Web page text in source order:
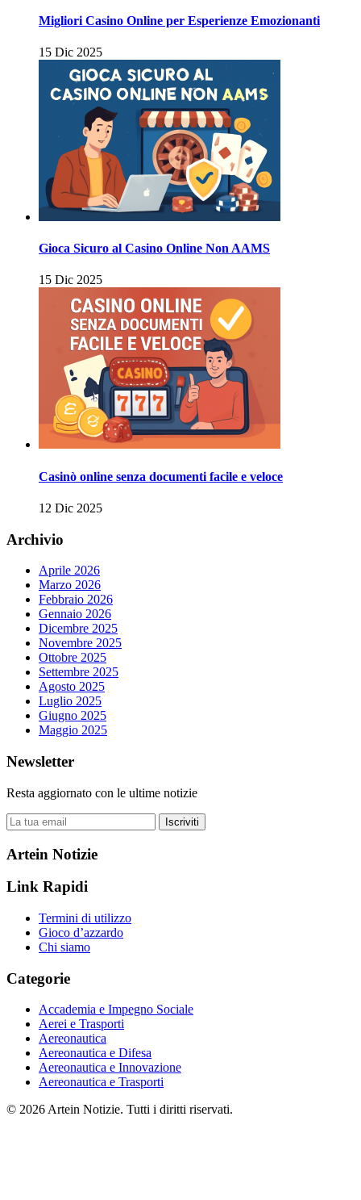
Migliori Casino Online per Esperienze Emozionanti
15 Dic 2025
Gioca Sicuro al Casino Online Non AAMS
15 Dic 2025
Casinò online senza documenti facile e veloce
12 Dic 2025
Archivio
Aprile 2026
Marzo 2026
Febbraio 2026
Gennaio 2026
Dicembre 2025
Novembre 2025
Ottobre 2025
Settembre 2025
Agosto 2025
Luglio 2025
Giugno 2025
Maggio 2025
Newsletter
Resta aggiornato con le ultime notizie
Iscriviti
Artein Notizie
Link Rapidi
Termini di utilizzo
Gioco d’azzardo
Chi siamo
Categorie
Accademia e Impegno Sociale
Aerei e Trasporti
Aereonautica
Aereonautica e Difesa
Aereonautica e Innovazione
Aereonautica e Trasporti
© 2026 Artein Notizie. Tutti i diritti riservati.